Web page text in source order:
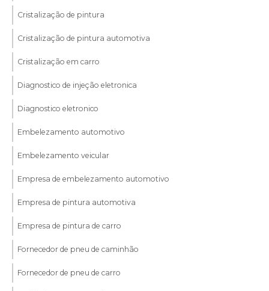
Cristalização de pintura
Cristalização de pintura automotiva
Cristalização em carro
Diagnostico de injeção eletronica
Diagnostico eletronico
Embelezamento automotivo
Embelezamento veicular
Empresa de embelezamento automotivo
Empresa de pintura automotiva
Empresa de pintura de carro
Fornecedor de pneu de caminhão
Fornecedor de pneu de carro